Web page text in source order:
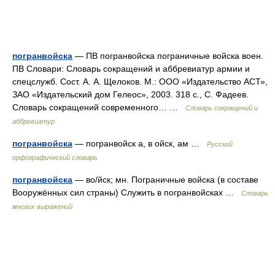
погранвойска — ПВ погранвойска пограничные войска воен.
ПВ Словари: Словарь сокращений и аббревиатур армии и
спецслужб. Сост. А. А. Щелоков. М.: ООО «Издательство АСТ»,
ЗАО «Издательский дом Гелеос», 2003. 318 с., С. Фадеев.
Словарь сокращений современного… …
Словарь сокращений и
аббревиатур
погранвойска — погранвойск а, в ойск, ам …
Русский
орфографический словарь
погранвойска — во/йск; мн. Пограничные войска (в составе
Вооружённых сил страны) Служить в погранвойсках …
Словарь
многих выражений